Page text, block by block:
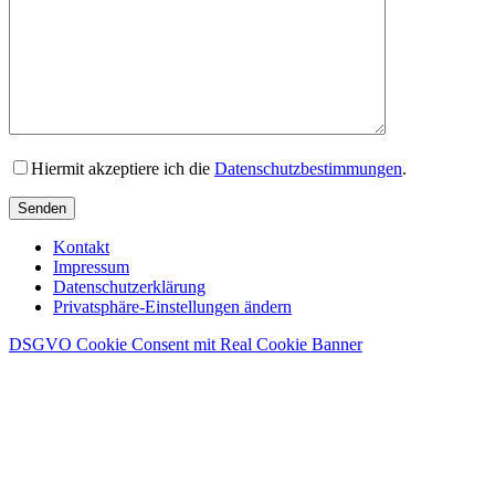
Hiermit akzeptiere ich die Datenschutzbestimmungen.
Senden
Kontakt
Impressum
Datenschutzerklärung
Privatsphäre-Einstellungen ändern
DSGVO Cookie Consent mit Real Cookie Banner